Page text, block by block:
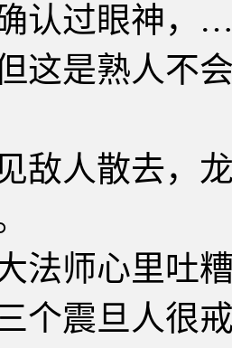
认过眼神，
是熟人不会
人散去，龙
师心里吐糟
个震旦人很